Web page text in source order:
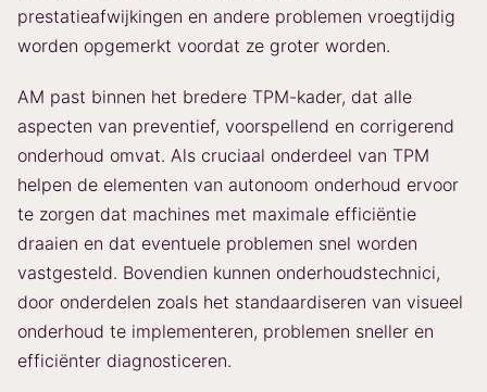
prestatieafwijkingen en andere problemen vroegtijdig
worden opgemerkt voordat ze groter worden.
AM past binnen het bredere TPM-kader, dat alle
aspecten van preventief, voorspellend en corrigerend
onderhoud omvat. Als cruciaal onderdeel van TPM
helpen de elementen van autonoom onderhoud ervoor
te zorgen dat machines met maximale efficiëntie
draaien en dat eventuele problemen snel worden
vastgesteld. Bovendien kunnen onderhoudstechnici,
door onderdelen zoals het standaardiseren van visueel
onderhoud te implementeren, problemen sneller en
efficiënter diagnosticeren.